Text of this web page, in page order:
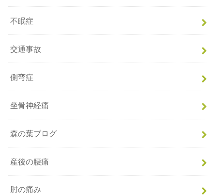
不眠症
交通事故
側弯症
坐骨神経痛
森の葉ブログ
産後の腰痛
肘の痛み